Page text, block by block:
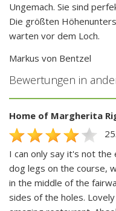
Ungemach. Sie sind
Die größten
warten vor dem Loch.
Markus von Bentzel
Bewertungen in
Home of Margherita
I can only say it's not
dog legs on the course,
in the middle of the
sides of the holes.